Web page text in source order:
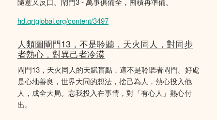
hd.qrtglobal.org/content/3497
人類圖閘門13，不是聆聽，天火同人，對同步
者熱心，對異己者冷漠
閘門13，天火同人的天賦盲點，這不是聆聽者閘門。好處
是心地善良，世界大同的想法，捨己為人，熱心投入他
人，成全大局。忘我投入在事情，對「有心人」熱心付
出。